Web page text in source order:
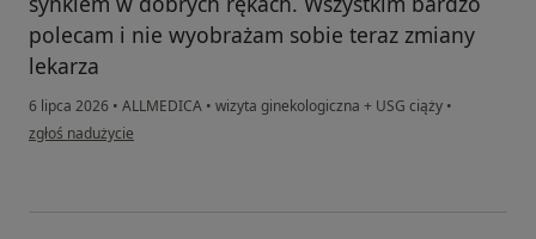
polecam i nie wyobrażam sobie teraz zmiany
lekarza
6 lipca 2026 • ALLMEDICA • wizyta ginekologiczna + USG ciąży •
w opinii użytkownika Ula.G.K
zgłoś nadużycie